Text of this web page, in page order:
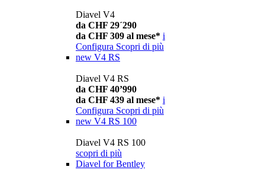
Diavel V4
da CHF 29´290
da CHF 309 al mese* i
Configura Scopri di più
new V4 RS
Diavel V4 RS
da CHF 40’990
da CHF 439 al mese* i
Configura Scopri di più
new V4 RS 100
Diavel V4 RS 100
scopri di più
Diavel for Bentley